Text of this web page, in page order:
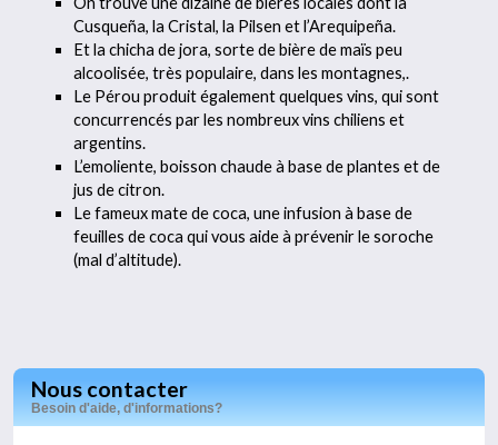
Cusqueña, la Cristal, la Pilsen et l’Arequipeña.
Et la chicha de jora, sorte de bière de maïs peu
alcoolisée, très populaire, dans les montagnes,.
Le Pérou produit également quelques vins, qui sont
concurrencés par les nombreux vins chiliens et
argentins.
L’emoliente, boisson chaude à base de plantes et de
jus de citron.
Le fameux mate de coca, une infusion à base de
feuilles de coca qui vous aide à prévenir le soroche
(mal d’altitude).
Nous contacter
Besoin d'aide, d'informations?